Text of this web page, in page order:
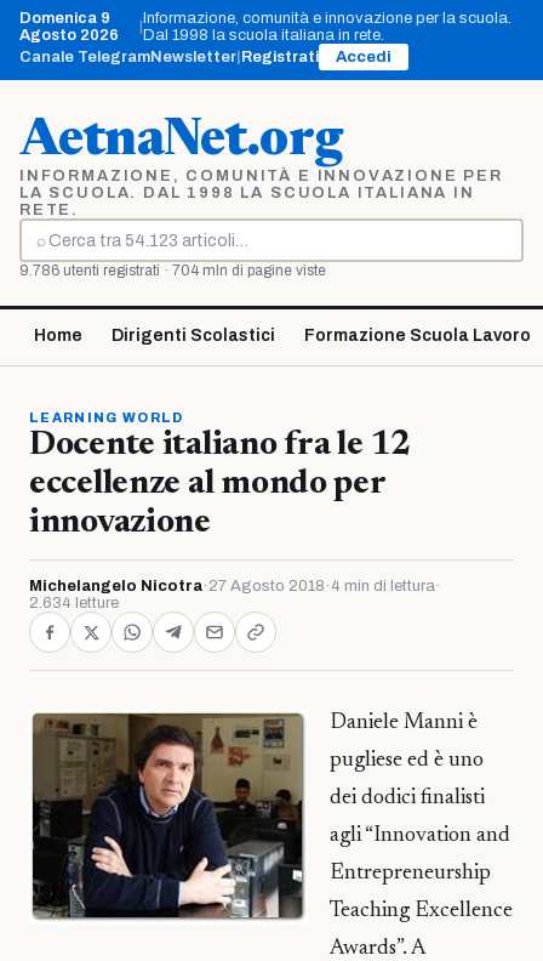
Vai
contenuto
Domenica 9
Agosto 2026
|Informazione, comunità e innovazione per la scuola.
Dal 1998 la scuola italiana in rete.
Canale TelegramNewsletter Registrati Accedi
AetnaNet.org
INFORMAZIONE, COMUNITÀ E INNOVAZIONE PER
LA SCUOLA. DAL 1998 LA SCUOLA ITALIANA IN
RETE.
⌕
Cerca
9.786 utenti registrati · 704 mln di pagine viste
Home Dirigenti Scolastici Formazione Scuola Lavoro
LEARNING WORLD
Docente italiano fra le 12
eccellenze al mondo per
innovazione
Michelangelo Nicotra· 27 Agosto 2018 · 4 min di lettura·
2.634 letture
Daniele Manni è
pugliese ed è uno
dei dodici finalisti
agli “Innovation and
Entrepreneurship
Teaching Excellence
Awards”. A